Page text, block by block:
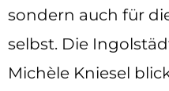
sondern auch für
selbst. Die
Michèle Kniesel